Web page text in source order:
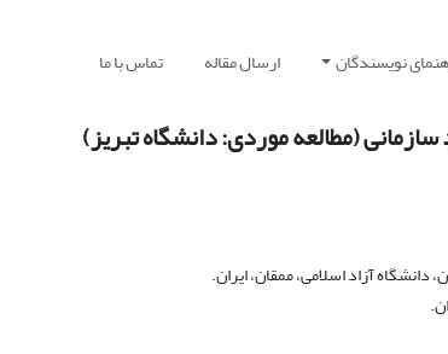
نویسندگان ارسال مقاله تماس با ما
(مطالعه موردی: دانشگاه تبریز)
آزاد اسلامی، ممقان، ایران.